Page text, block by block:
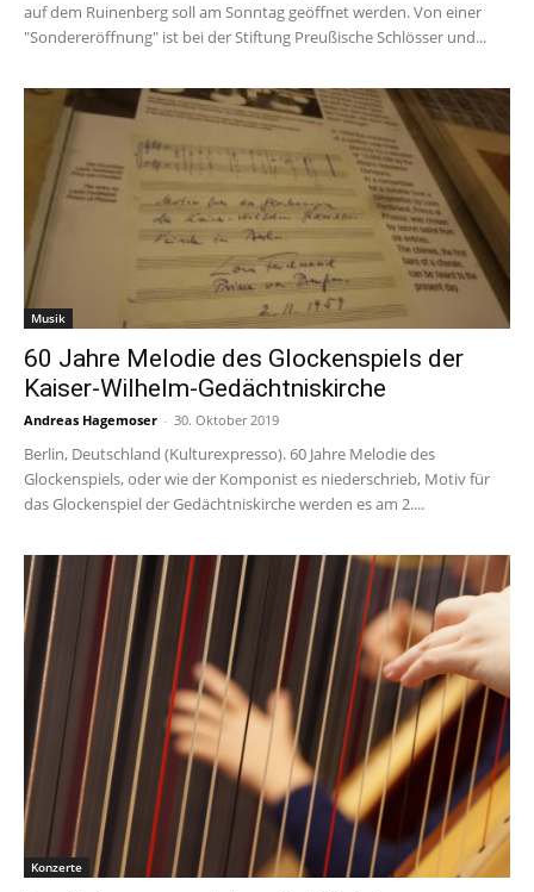
auf dem Ruinenberg soll am Sonntag geöffnet werden. Von einer
"Sondereröffnung" ist bei der Stiftung Preußische Schlösser und...
Musik
60 Jahre Melodie des Glockenspiels der
Kaiser-Wilhelm-Gedächtniskirche
Andreas Hagemoser - 30. Oktober 2019
Berlin, Deutschland (Kulturexpresso). 60 Jahre Melodie des
Glockenspiels, oder wie der Komponist es niederschrieb, Motiv für
das Glockenspiel der Gedächtniskirche werden es am 2....
Konzerte